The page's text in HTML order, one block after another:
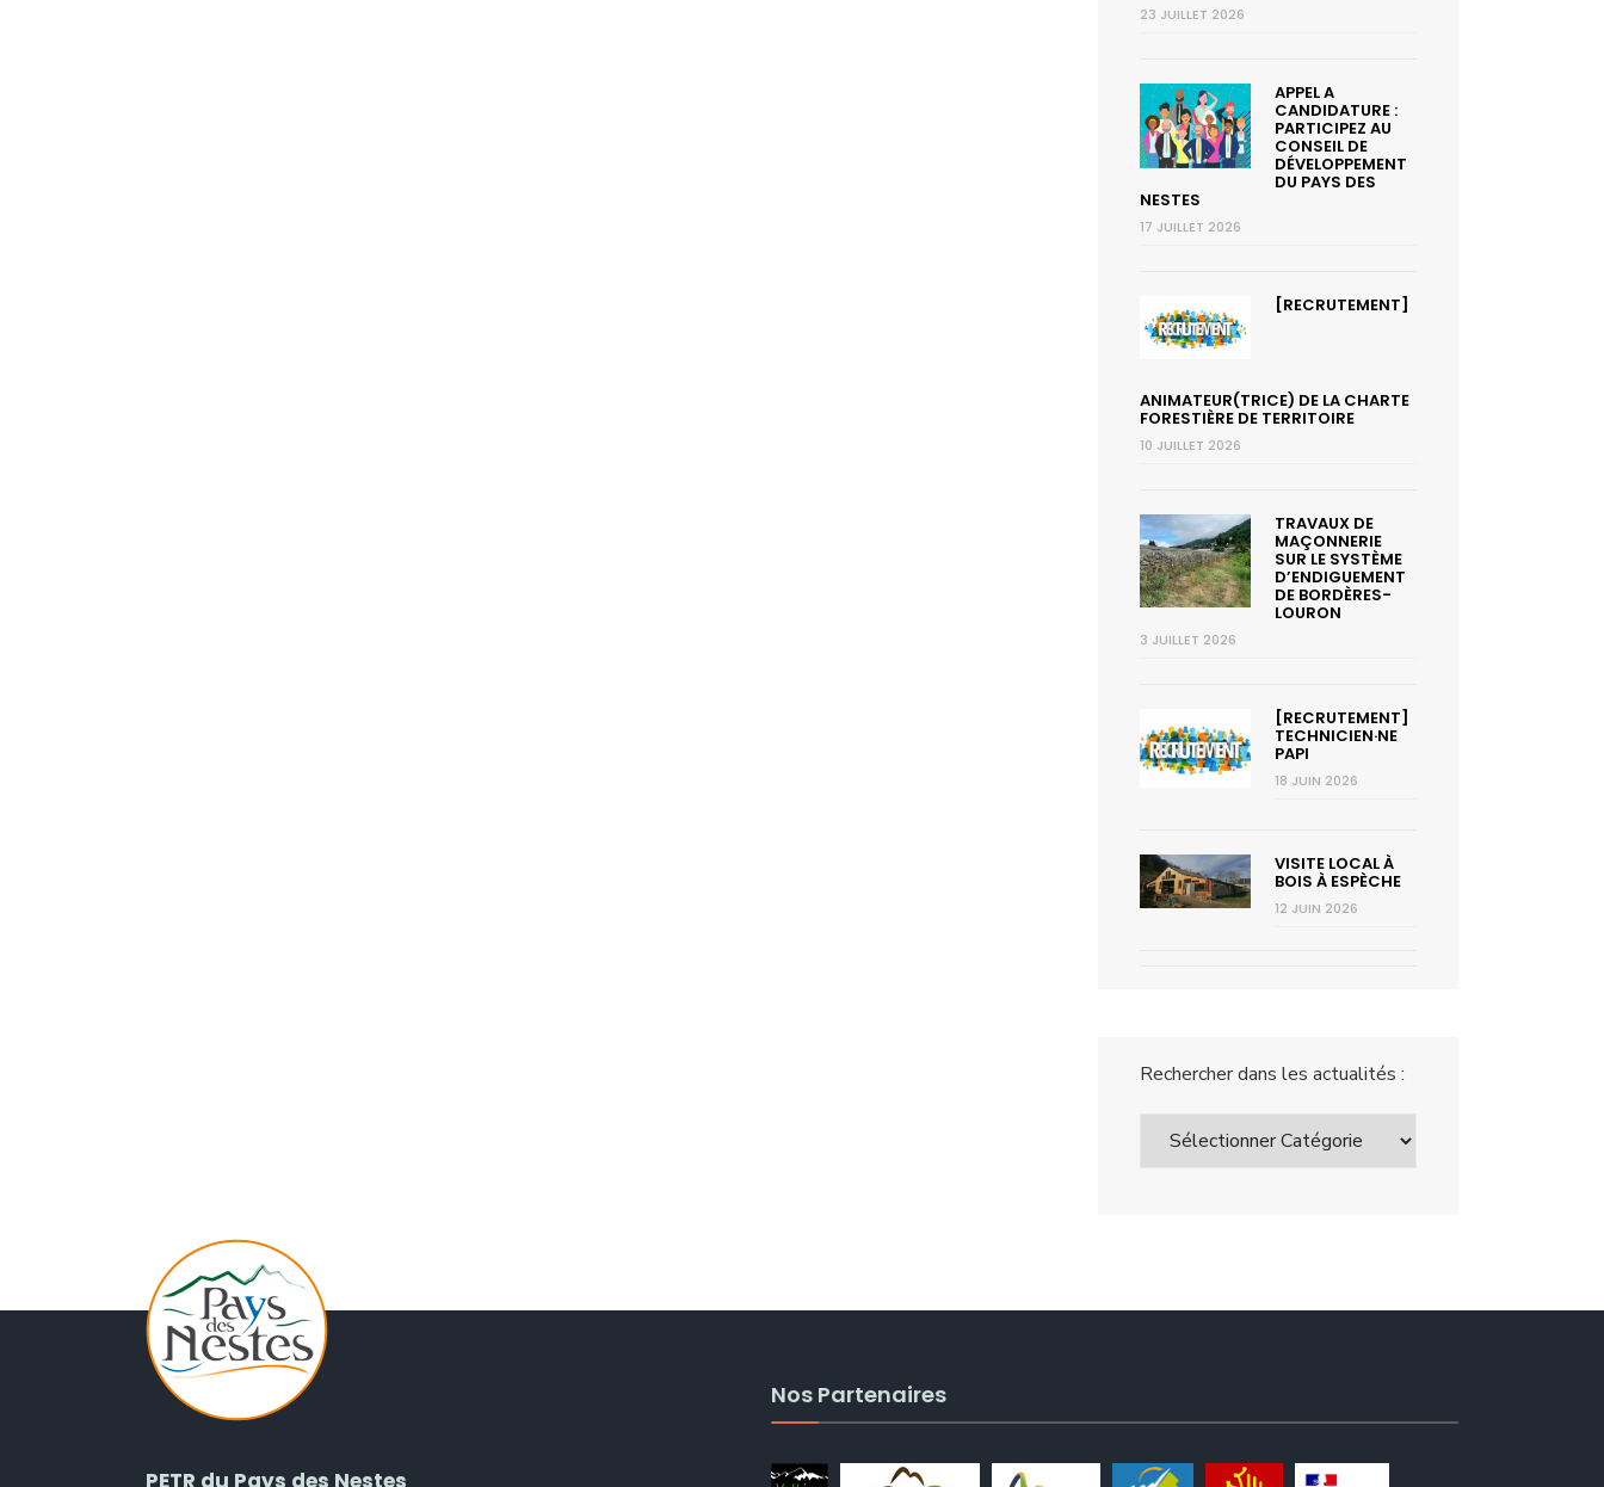
23 JUILLET 2026
APPEL A
CANDIDATURE :
PARTICIPEZ AU
CONSEIL DE
DÉVELOPPEMENT
DU PAYS DES
NESTES
17 JUILLET 2026
[RECRUTEMENT]
ANIMATEUR(TRICE) DE LA CHARTE
FORESTIÈRE DE TERRITOIRE
10 JUILLET 2026
TRAVAUX DE
MAÇONNERIE
SUR LE SYSTÈME
D’ENDIGUEMENT
DE BORDÈRES-
LOURON
3 JUILLET 2026
[RECRUTEMENT]
TECHNICIEN·NE
PAPI
18 JUIN 2026
VISITE LOCAL À
BOIS À ESPÈCHE
12 JUIN 2026
Rechercher dans les actualités :
PETR du Pays des Nestes
Nos Partenaires